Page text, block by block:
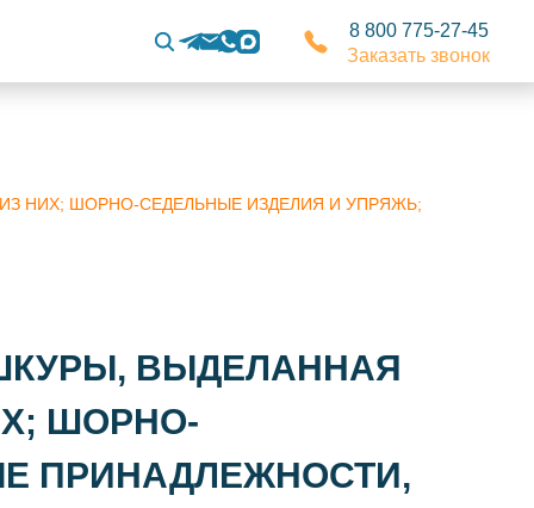
8 800 775-27-45
Заказать звонок
НИХ; ШОРНО-СЕДЕЛЬНЫЕ ИЗДЕЛИЯ И УПРЯЖЬ;
ВЫДЕЛАННАЯ
ШОРНО-
ПРИНАДЛЕЖНОСТИ,